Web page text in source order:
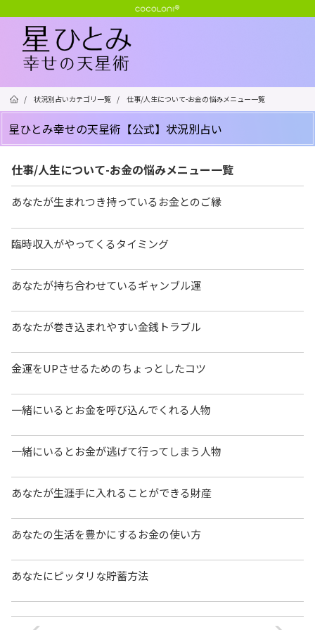
/ 状況別占いカテゴリ一覧 / 仕事/人生について-お金の悩みメニュー一覧
星ひとみ幸せの天星術【公式】状況別占い
仕事/人生について-お金の悩みメニュー一覧
あなたが生まれつき持っているお金とのご縁
臨時収入がやってくるタイミング
あなたが持ち合わせているギャンブル運
あなたが巻き込まれやすい金銭トラブル
金運をUPさせるためのちょっとしたコツ
一緒にいるとお金を呼び込んでくれる人物
一緒にいるとお金が逃げて行ってしまう人物
あなたが生涯手に入れることができる財産
あなたの生活を豊かにするお金の使い方
あなたにピッタリな貯蓄方法